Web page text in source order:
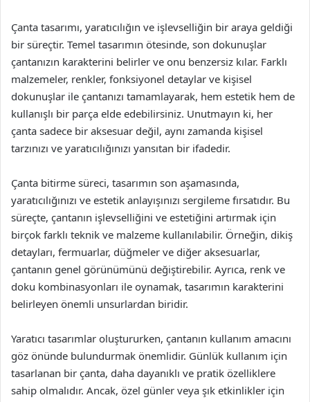
Çanta tasarımı, yaratıcılığın ve işlevselliğin bir araya geldiği
bir süreçtir. Temel tasarımın ötesinde, son dokunuşlar
çantanızın karakterini belirler ve onu benzersiz kılar. Farklı
malzemeler, renkler, fonksiyonel detaylar ve kişisel
dokunuşlar ile çantanızı tamamlayarak, hem estetik hem de
kullanışlı bir parça elde edebilirsiniz. Unutmayın ki, her
çanta sadece bir aksesuar değil, aynı zamanda kişisel
tarzınızı ve yaratıcılığınızı yansıtan bir ifadedir.
Çanta bitirme süreci, tasarımın son aşamasında,
yaratıcılığınızı ve estetik anlayışınızı sergileme fırsatıdır. Bu
süreçte, çantanın işlevselliğini ve estetiğini artırmak için
birçok farklı teknik ve malzeme kullanılabilir. Örneğin, dikiş
detayları, fermuarlar, düğmeler ve diğer aksesuarlar,
çantanın genel görünümünü değiştirebilir. Ayrıca, renk ve
doku kombinasyonları ile oynamak, tasarımın karakterini
belirleyen önemli unsurlardan biridir.
Yaratıcı tasarımlar oluştururken, çantanın kullanım amacını
göz önünde bulundurmak önemlidir. Günlük kullanım için
tasarlanan bir çanta, daha dayanıklı ve pratik özelliklere
sahip olmalıdır. Ancak, özel günler veya şık etkinlikler için